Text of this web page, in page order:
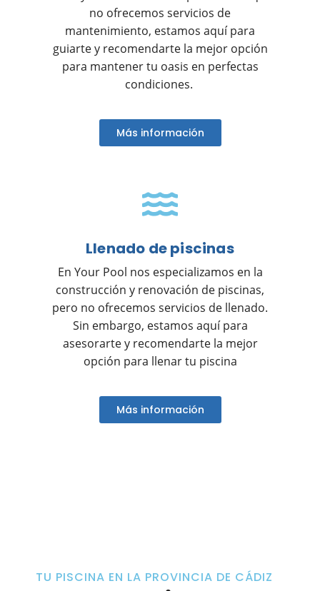
no ofrecemos servicios de
mantenimiento, estamos aquí para
guiarte y recomendarte la mejor opción
para mantener tu oasis en perfectas
condiciones.
Más información
Llenado de piscinas
En Your Pool nos especializamos en la
construcción y renovación de piscinas,
pero no ofrecemos servicios de llenado.
Sin embargo, estamos aquí para
asesorarte y recomendarte la mejor
opción para llenar tu piscina
Más información
TU PISCINA EN LA PROVINCIA DE CÁDIZ